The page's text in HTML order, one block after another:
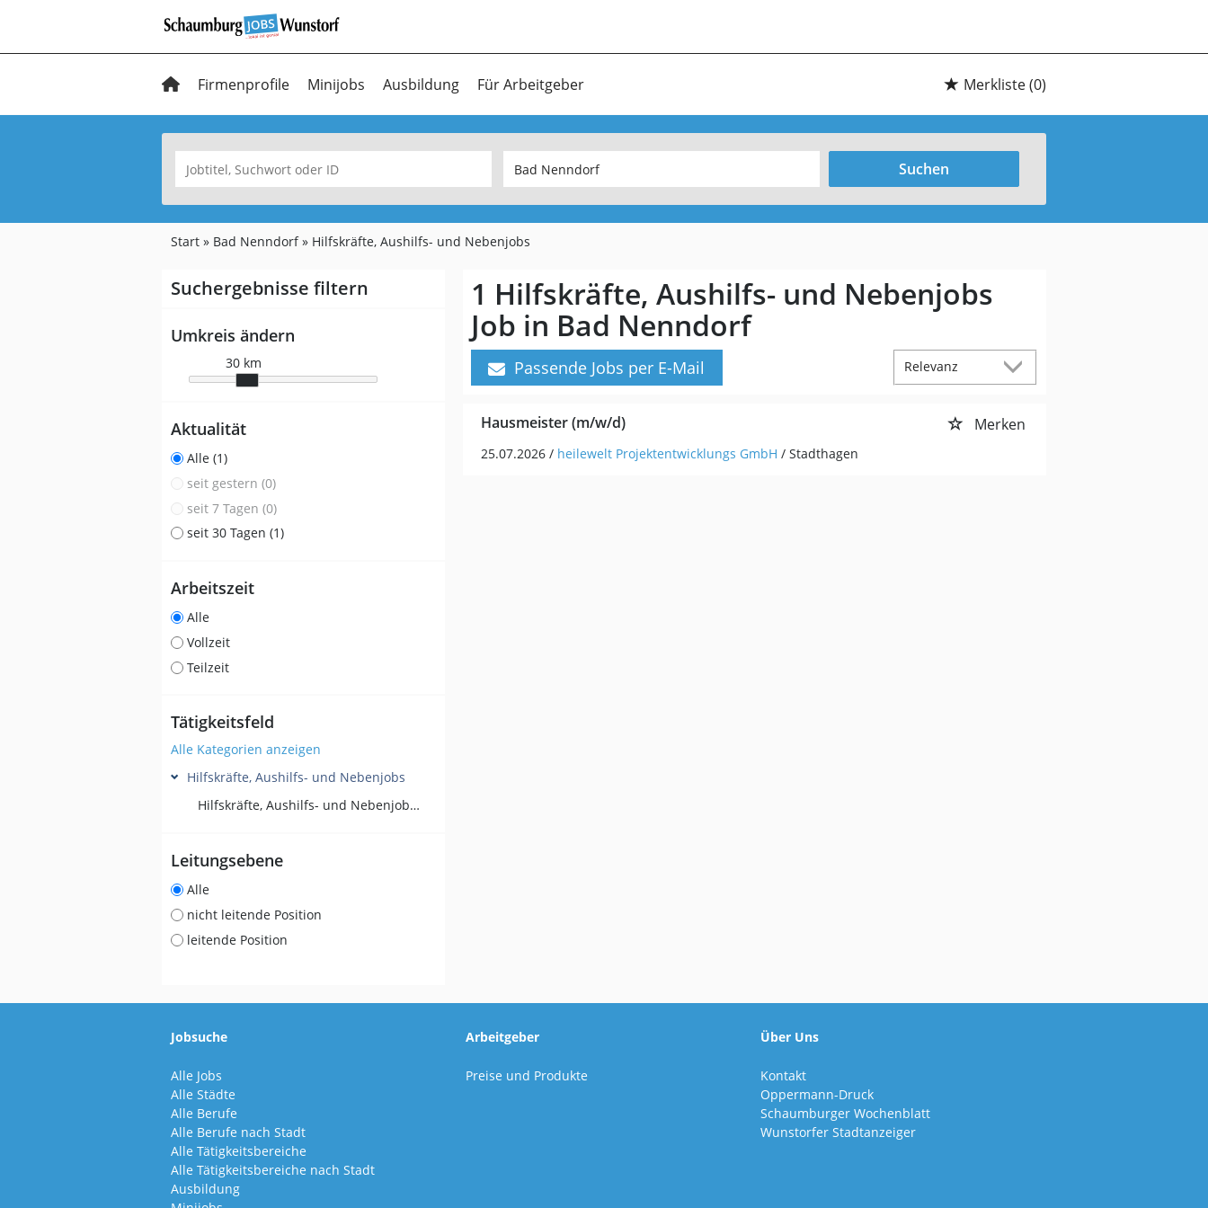
Firmenprofile Minijobs Ausbildung Für Arbeitgeber Merkliste(0)
Suchen
Start Bad Nenndorf Hilfskräfte, Aushilfs- und Nebenjobs
Suchergebnisse filtern
Umkreis ändern
30 km
Aktualität
Alle (1)
seit gestern (0)
seit 7 Tagen (0)
seit 30 Tagen (1)
Arbeitszeit
Alle
Vollzeit
Teilzeit
Tätigkeitsfeld
Alle Kategorien anzeigen
Hilfskräfte, Aushilfs- und Nebenjobs
Hilfskräfte, Aushilfs- und Nebenjobs (1)
Leitungsebene
Alle
nicht leitende Position
leitende Position
1 Hilfskräfte, Aushilfs- und Nebenjobs
Job in Bad Nenndorf
Passende Jobs per E-Mail
Hausmeister (m/w/d) Merken
25.07.2026 / heilewelt Projektentwicklungs GmbH / Stadthagen
Jobsuche
Alle Jobs
Alle Städte
Alle Berufe
Alle Berufe nach Stadt
Alle Tätigkeitsbereiche
Alle Tätigkeitsbereiche nach Stadt
Ausbildung
Arbeitgeber
Preise und Produkte
Über Uns
Kontakt
Oppermann-Druck
Schaumburger Wochenblatt
Wunstorfer Stadtanzeiger